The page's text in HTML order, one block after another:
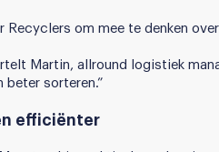
Recyclers om mee te denken
Martin, allround logistiek
beter sorteren.”
efficiënter